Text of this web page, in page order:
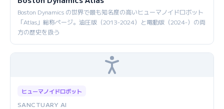
Boston Dynamics の世界で最も知名度の高いヒューマノイドロボット
「Atlas」総称ページ。油圧版（2013-2024）と電動版（2024-）の両
方の歴史を扱う
ヒューマノイドロボット
SANCTUARY AI